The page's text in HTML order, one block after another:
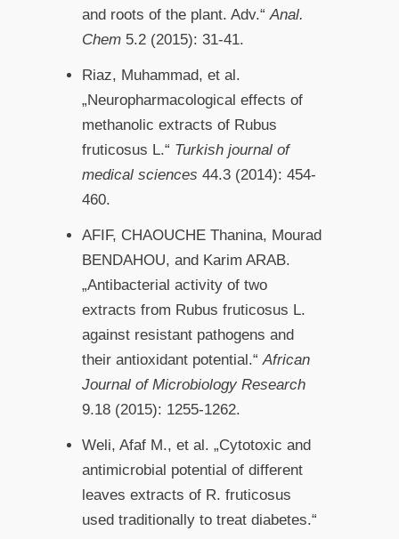
and roots of the plant. Adv.“Anal.
Chem 5.2 (2015): 31-41.
Riaz, Muhammad, et al.
„Neuropharmacological effects of
methanolic extracts of Rubus
fruticosus L.“ Turkish journal of
medical sciences 44.3 (2014): 454-
460.
AFIF, CHAOUCHE Thanina, Mourad
BENDAHOU, and Karim ARAB.
„Antibacterial activity of two
extracts from Rubus fruticosus L.
against resistant pathogens and
their antioxidant potential.“African
Journal of Microbiology Research
9.18 (2015): 1255-1262.
Weli, Afaf M., et al. „Cytotoxic and
antimicrobial potential of different
leaves extracts of R. fruticosus
used traditionally to treat diabetes.“